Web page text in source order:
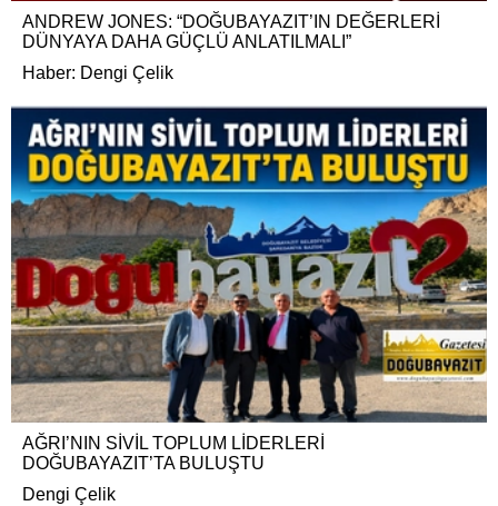
ANDREW JONES: “DOĞUBAYAZIT’IN DEĞERLERİ
DÜNYAYA DAHA GÜÇLÜ ANLATILMALI”
Haber: Dengi Çelik
AĞRI’NIN SİVİL TOPLUM LİDERLERİ
DOĞUBAYAZIT’TA BULUŞTU
Dengi Çelik